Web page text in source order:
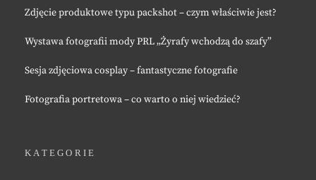
Zdjęcie produktowe typu packshot – czym właściwie jest?
Wystawa fotografii mody PRL „Żyrafy wchodzą do szafy”
Sesja zdjęciowa cosplay – fantastyczne fotografie
Fotografia portretowa – co warto o niej wiedzieć?
KATEGORIE